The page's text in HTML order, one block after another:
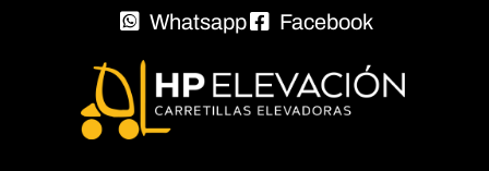
Whatsapp
Facebook